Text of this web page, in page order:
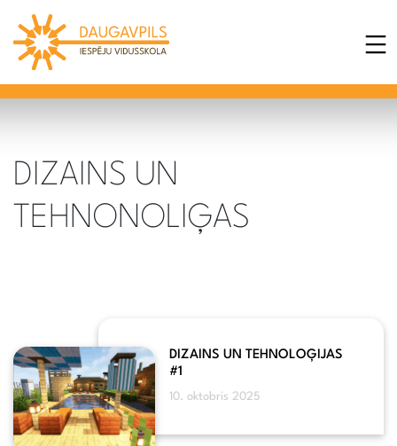
DIZAINS UN
TEHNONOLIĢAS
DIZAINS UN TEHNOLOĢIJAS
#1
10. oktobris 2025